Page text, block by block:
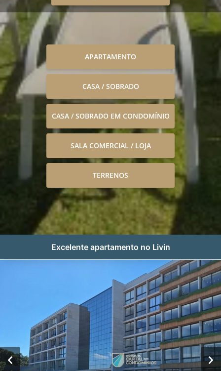
APARTAMENTO
CASA / SOBRADO
CASA / SOBRADO EM CONDOMÍNIO
SALA COMERCIAL / LOJA
TERRENOS
Excelente apartamento no Livin